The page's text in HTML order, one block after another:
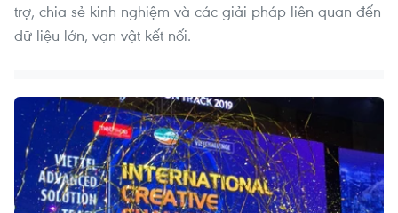
trợ, chia sẻ kinh nghiệm và các giải pháp liên quan đến
dữ liệu lớn, vạn vật kết nối.